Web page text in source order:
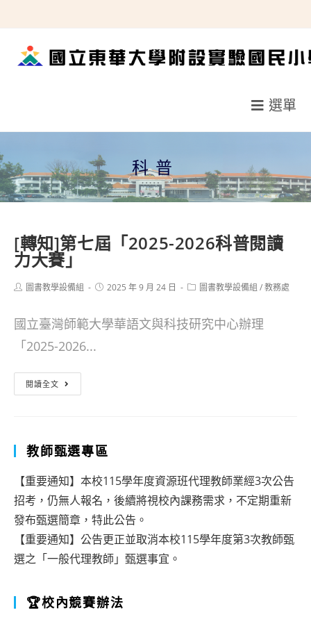
轉
選單
科普
[轉知]第七屆「2025-2026科普閱讀
力大賽」
Post圖書教學設備組
Post2025 年 9 月 24 日
Post圖書教學設備組 /教務處
國立臺灣師範大學華語文與科技研究中心辦理
「2025-2026...
閱讀全文
七
「2025-
2026
科
普
讀
教師甄選專區
【重要通知】本校115學年度資源班代理教師業經3次公告
招考，仍無人報名，後續將視校內課務需求，不定期重新
發布甄選簡章，特此公告。
【重要通知】公告更正並取消本校115學年度第3次教師甄
選之「一般代理教師」甄選事宜。
🏆校內競賽辦法